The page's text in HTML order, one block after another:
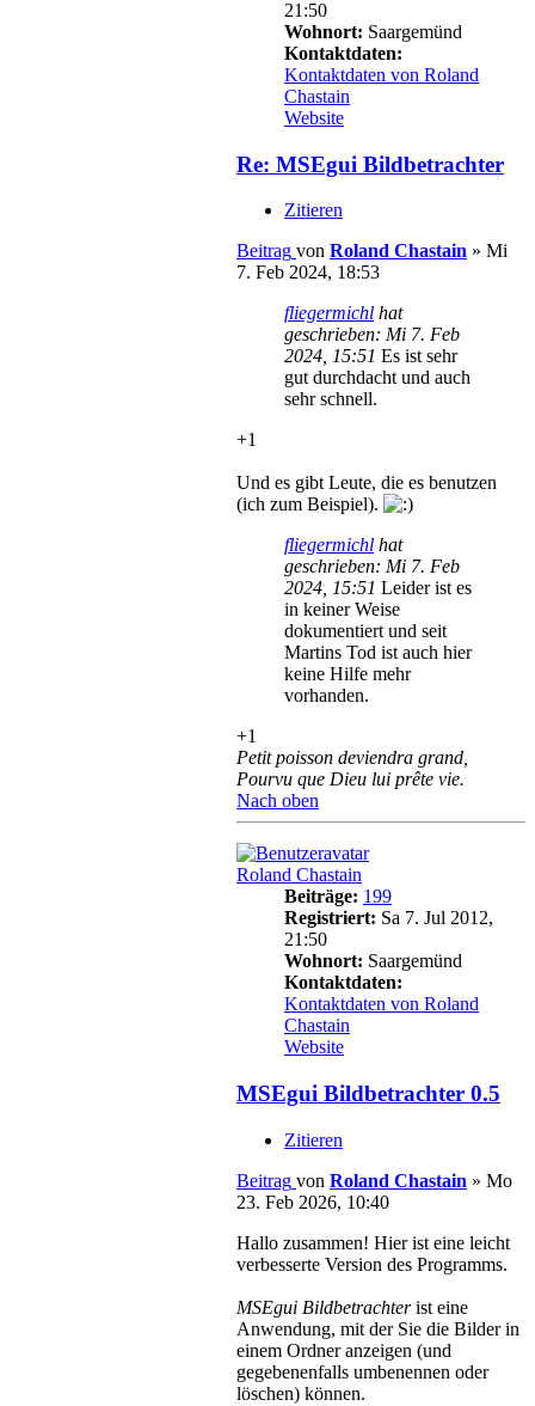
21:50
Wohnort: Saargemünd
Kontaktdaten:
Kontaktdaten von Roland
Chastain
Website
Re: MSEgui Bildbetrachter
Zitieren
Beitrag von Roland Chastain » Mi
7. Feb 2024, 18:53
fliegermichl hat
geschrieben: Mi 7. Feb
2024, 15:51 Es ist sehr
gut durchdacht und auch
sehr schnell.
+1
Und es gibt Leute, die es benutzen
(ich zum Beispiel).
fliegermichl hat
geschrieben: Mi 7. Feb
2024, 15:51 Leider ist es
in keiner Weise
dokumentiert und seit
Martins Tod ist auch hier
keine Hilfe mehr
vorhanden.
+1
Petit poisson deviendra grand,
Pourvu que Dieu lui prête vie.
Nach oben
Roland Chastain
Beiträge: 199
Registriert: Sa 7. Jul 2012,
21:50
Wohnort: Saargemünd
Kontaktdaten:
Kontaktdaten von Roland
Chastain
Website
MSEgui Bildbetrachter 0.5
Zitieren
Beitrag von Roland Chastain » Mo
23. Feb 2026, 10:40
Hallo zusammen! Hier ist eine leicht
verbesserte Version des Programms.
MSEgui Bildbetrachterist eine
Anwendung, mit der Sie die Bilder in
einem Ordner anzeigen (und
gegebenenfalls umbenennen oder
löschen) können.